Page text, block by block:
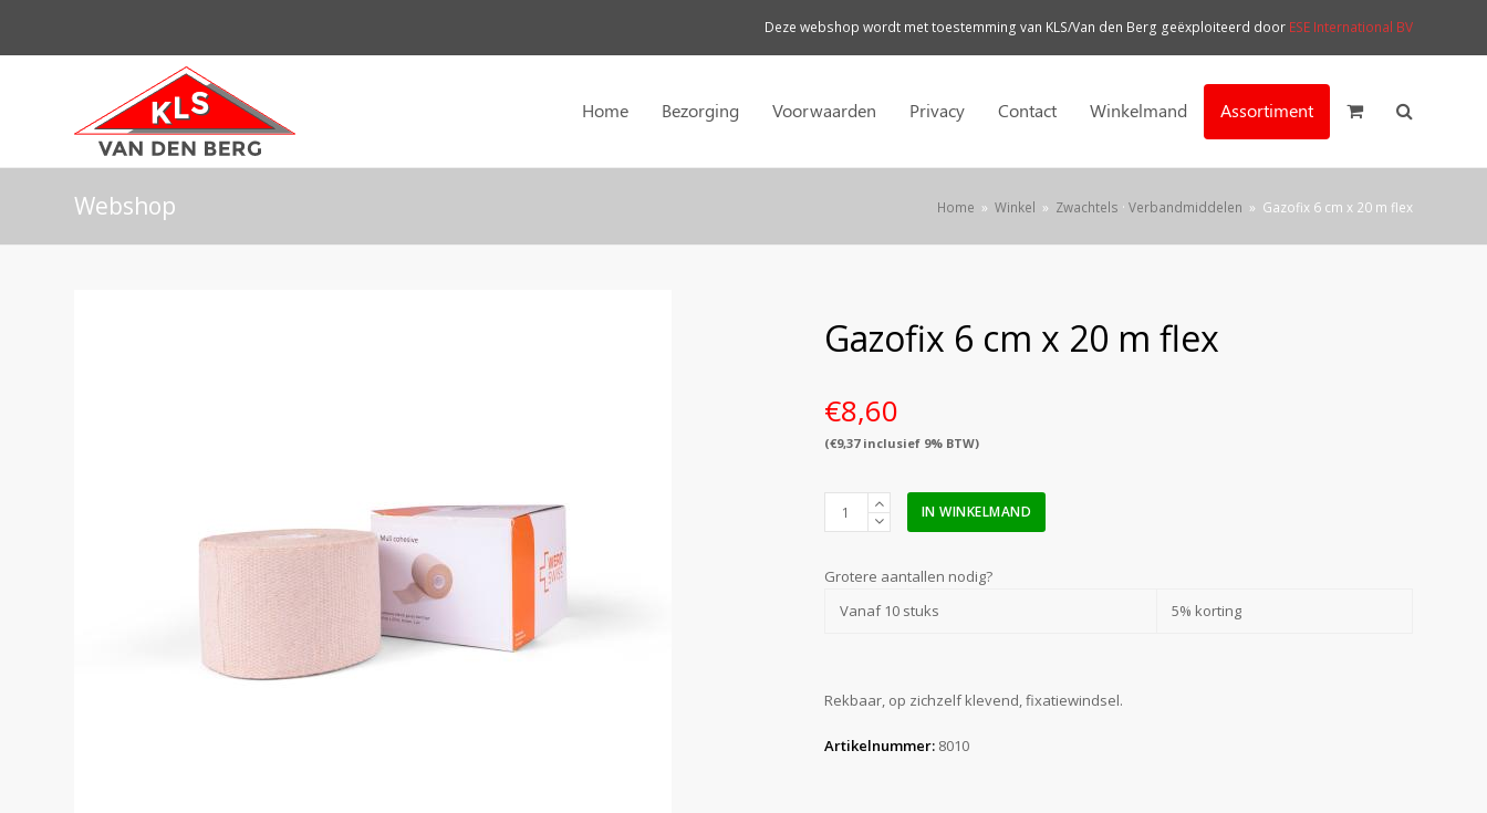
Deze webshop wordt met toestemming van KLS/Van den Berg geëxploiteerd door ESE International BV
Home Bezorging Voorwaarden Privacy Contact Winkelmand Assortiment
Webshop Home » Winkel » Zwachtels · Verbandmiddelen » Gazofix 6 cm x 20 m flex
Gazofix 6 cm x 20 m flex
€8,60
(€9,37inclusief 9% BTW)
Gazofix
x
IN WINKELMAND
Grotere aantallen nodig?
Vanaf 10 stuks
5% korting
Rekbaar, op zichzelf klevend, fixatiewindsel.
Artikelnummer: 8010